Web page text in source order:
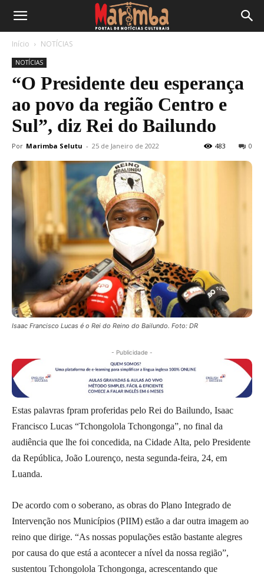
Início NOTÍCIAS
NOTÍCIAS
“O Presidente deu esperança
ao povo da região Centro e
Sul”, diz Rei do Bailundo
Por Marimba Selutu - 25 de Janeiro de 2022 0
483
Isaac Francisco Lucas é o Rei do Reino do Bailundo. Foto: DR
- Publicidade -
Estas palavras fpram proferidas pelo Rei do Bailundo, Isaac
Francisco Lucas “Tchongolola Tchongonga”, no final da
audiência que lhe foi concedida, na Cidade Alta, pelo Presidente
da República, João Lourenço, nesta segunda-feira, 24, em
Luanda.
De acordo com o soberano, as obras do Plano Integrado de
Intervenção nos Municípios (PIIM) estão a dar outra imagem ao
reino que dirige. “As nossas populações estão bastante alegres
por causa do que está a acontecer a nível da nossa região”,
sustentou Tchongolola Tchongonga, acrescentando que